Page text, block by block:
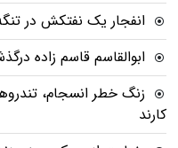
انفجار یک نفتکش در
ابوالقاسم قاسم زاده
زنگ خطر انسجام،
کارند